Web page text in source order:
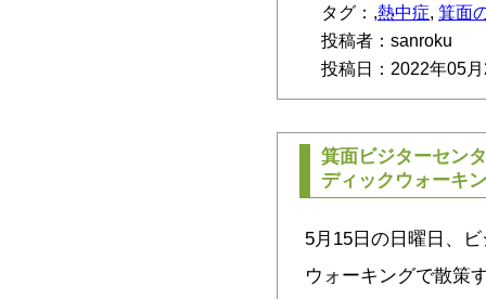
タグ：,熱中症, 箕面
投稿者：sanroku
投稿日：2022年05
箕面ビジターセン
ディックウォーキ
5月15日の日曜日、
ウォーキングで散策